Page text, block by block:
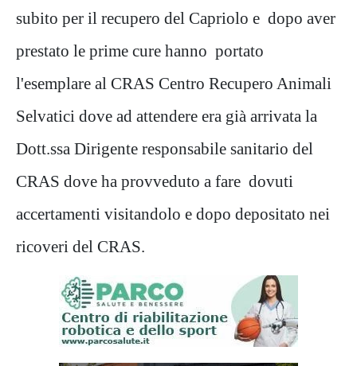
subito per il recupero del Capriolo e dopo aver
prestato le prime cure hanno portato
l'esemplare al CRAS Centro Recupero Animali
Selvatici dove ad attendere era già arrivata la
Dott.ssa Dirigente responsabile sanitario del
CRAS dove ha provveduto a fare dovuti
accertamenti visitandolo e dopo depositato nei
ricoveri del CRAS.